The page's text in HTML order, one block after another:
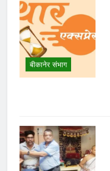
बीकानेर संभाग